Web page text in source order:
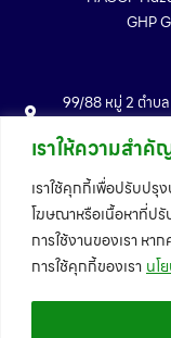
เราให้ความสำ
เราใช้คุกกี้เพื่อปรับป
โฆษณาหรือเนื้อหาที่ป
การใช้งานของเรา ห
การใช้คุกกี้ของเรา นโ
GHP
99/88 หมู่ 2 ตำบล